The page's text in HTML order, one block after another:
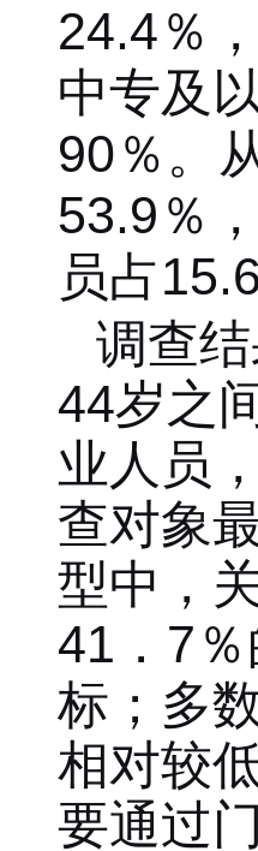
24.4％ ，
中专及
90％。
53.9％ ，
员占15.6
调查
44岁之
业人员
查对象
型中，
41． 7
标；多
相对较
要通过